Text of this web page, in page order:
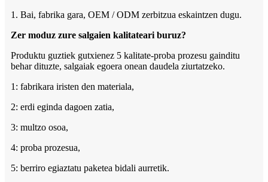
1. Bai, fabrika gara, OEM / ODM zerbitzua eskaintzen dugu.
Zer moduz zure salgaien kalitateari buruz?
Produktu guztiek gutxienez 5 kalitate-proba prozesu gainditu
behar dituzte, salgaiak egoera onean daudela ziurtatzeko.
1: fabrikara iristen den materiala,
2: erdi eginda dagoen zatia,
3: multzo osoa,
4: proba prozesua,
5: berriro egiaztatu paketea bidali aurretik.